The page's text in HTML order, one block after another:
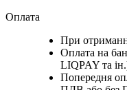
Оплата
При
Оплата на
LIQPAY та
Попередня